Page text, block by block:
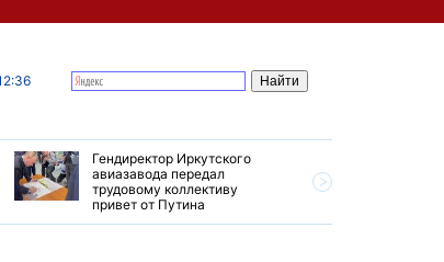
Гендиректор Иркутского
авиазавода передал
трудовому коллективу
привет от Путина